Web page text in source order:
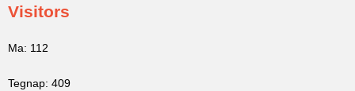
Visitors
Ma: 112
Tegnap: 409